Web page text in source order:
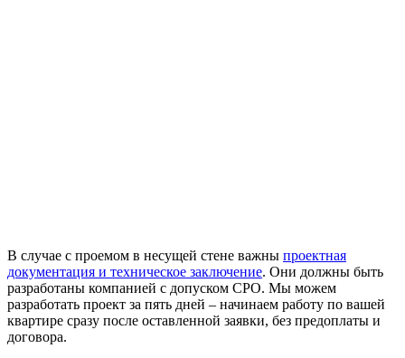
В случае с проемом в несущей стене важны проектная
документация и техническое заключение. Они должны быть
разработаны компанией с допуском СРО. Мы можем
разработать проект за пять дней – начинаем работу по вашей
квартире сразу после оставленной заявки, без предоплаты и
договора.